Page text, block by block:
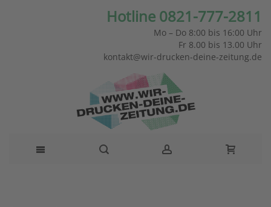
Hotline 0821-777-2811
Mo – Do 8:00 bis 16:00 Uhr
Fr 8.00 bis 13.00 Uhr
kontakt@wir-drucken-deine-zeitung.de